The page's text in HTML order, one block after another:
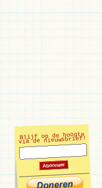
Blijf op de hoogte
via de nieuwsbrief!